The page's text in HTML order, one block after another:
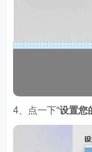
4、点一下“设置您